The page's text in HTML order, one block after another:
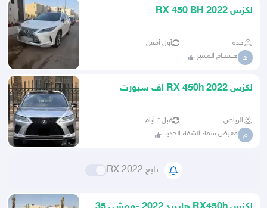
لكزس RX 450 BH 2022
جده أول أمس
ه هــشــام المـميز .
لكزس RX 450h 2022 اف سبورت
الرياض قبل ٣ أيام
م معرض سماء الشفاء الحديث
تابع RX 2022